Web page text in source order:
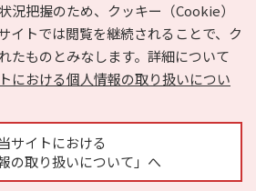
況把握のため、クッキー（Cookie）
イトでは閲覧を継続されることで、ク
たものとみなします。詳細について
における個人情報の取り扱いについ
当サイトにおける
の取り扱いについて」へ
）とは？ お気に入り
ヘルプ
の取り扱いについて
運営会社
広告掲載に関するお問い合わせ